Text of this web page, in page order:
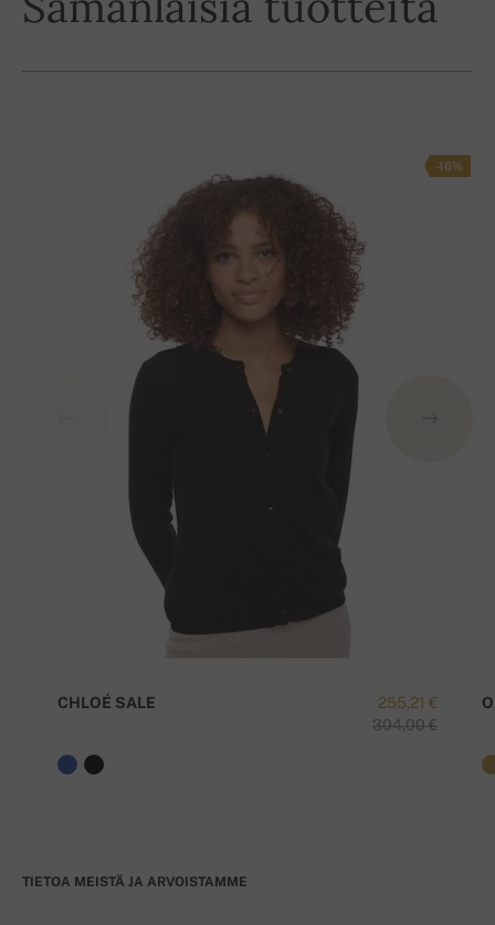
-16%
255,21 €
304,00 €
CHLOÉ SALE
TIETOA MEISTÄ JA ARVOISTAMME